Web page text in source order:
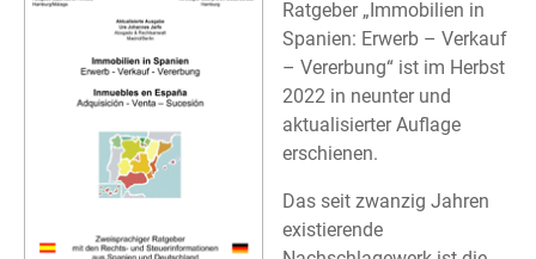
Ratgeber „Immobilien in
Spanien: Erwerb – Verkauf
– Vererbung“ ist im Herbst
2022 in neunter und
aktualisierter Auflage
erschienen.
Das seit zwanzig Jahren
existierende